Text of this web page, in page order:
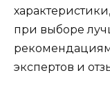
при выборе
экспертов и